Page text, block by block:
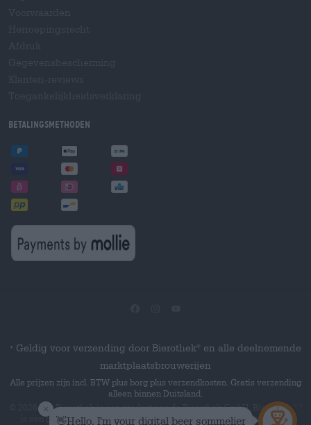
Betalingsmethoden
* Geldig voor verzending door Bierothek ®
en alle deelnemende
marktplaatsbrouwerijen
Alle prijzen zijn incl. BTW plus borg plus verzendkosten. Gratis verzending
alleen binnen Duitsland.
© 2026 Die Bierothekis een product van de Bierothek GmbH. Bierothek
is een geregistreerd woordmerk van de Bierothek Group GmbH.Alle